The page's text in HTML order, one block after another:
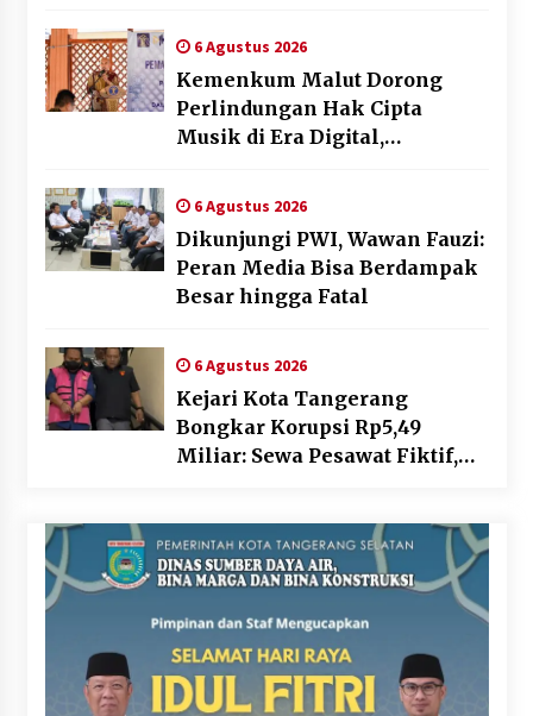
6 Agustus 2026
Kemenkum Malut Dorong
Perlindungan Hak Cipta
Musik di Era Digital,
Gratis dan Penguatan Royalti
6 Agustus 2026
Dikunjungi PWI, Wawan Fauzi:
Peran Media Bisa Berdampak
Besar hingga Fatal
6 Agustus 2026
Kejari Kota Tangerang
Bongkar Korupsi Rp5,49
Miliar: Sewa Pesawat Fiktif,